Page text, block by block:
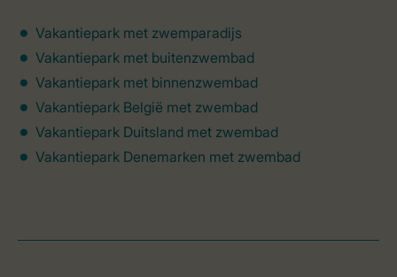
Vakantiepark met zwemparadijs
Vakantiepark met buitenzwembad
Vakantiepark met binnenzwembad
Vakantiepark België met zwembad
Vakantiepark Duitsland met zwembad
Vakantiepark Denemarken met zwembad